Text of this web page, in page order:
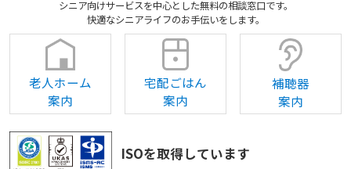
シニア向けサービスを中心とした無料の相談窓口です。
快適なシニアライフのお手伝いをします。
老人ホーム
案内
宅配ごはん
案内
補聴器
案内
ISOを取得しています